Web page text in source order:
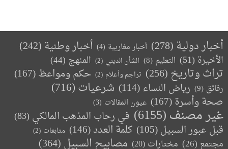
أخبار دولية (278) أخبار مغاربية (4) أخبار وطنية(242)
الأخيرة (51) التعليم (8) الشأن الديني (2) المنهج (44)
تراث وتاريخ(256) تراجم وأعلام (2) حكم ومواعظ(167)
رقائق (9) رياض النساء(114) شرعيات(716)
صحة وأسرة(167) عيون المقالات (3)
غير مصنف(6155) في رحاب المذهب المالكي (83)
قبل عبور السبيل(105) كلمة العدد(146) متابعات (2)
مجتمع (26) مختارات (20) مصابيح السبيل(364)